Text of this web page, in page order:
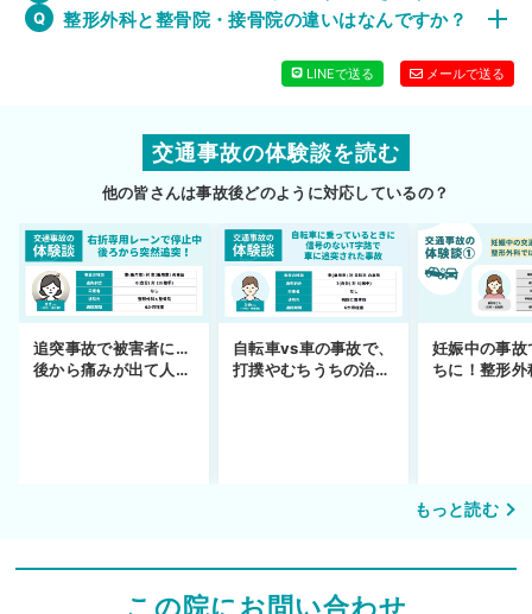
整形外科と整骨院・接骨院の違いはなんですか？
LINEで送る メールで送る
交通事故の体験談を読む
他の皆さんは事故後どのように対応しているの？
追突事故で被害者に…
後から痛みが出て人身
自転車vs車の事故で、
打撲やむちうちの治療
妊娠中の事故
ちに！整形外
もっと読む
この院にお問い合わせ